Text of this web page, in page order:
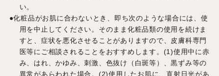
い。
●化粧品がお肌に合わないとき、即ち次のような場合には、使
用を中止してください。そのまま化粧品類の使用を続けま
すと、症状を悪化させることがありますので、皮膚科専門
医等にご相談されることをおすすめします。(1)使用中に赤
み、はれ、かゆみ、刺激、色抜け（白斑等）、黒ずみ等の
異常があらわれた場合。(2)使用したお肌に、直射日光があ